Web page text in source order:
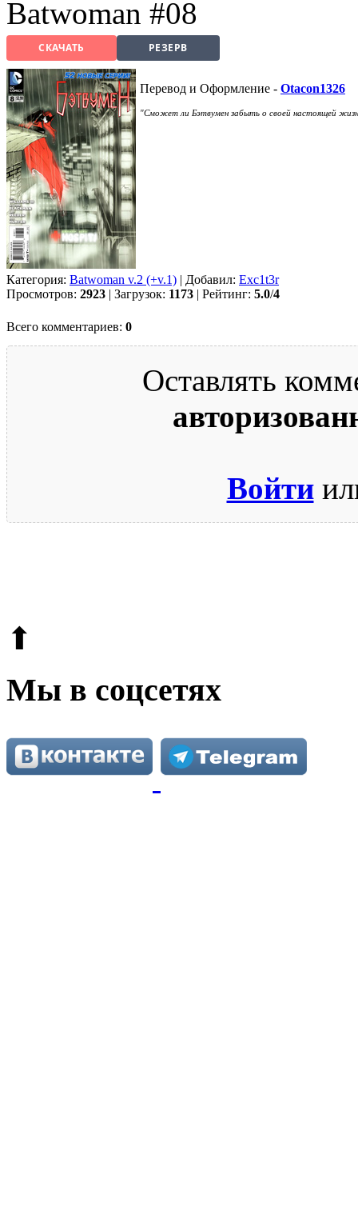
Batwoman #08
СКАЧАТЬ РЕЗЕРВ
Перевод и Оформление - Otacon1326
"Сможет ли Бэтвумен забыть о своей настоящей
Категория: Batwoman v.2 (+v.1) | Добавил: Exc1t3r
Просмотров: 2923 | Загрузок: 1173 | Рейтинг: 5.0/4
Всего комментариев: 0
Оставлять
Войти
⬆
Мы в соцсетях